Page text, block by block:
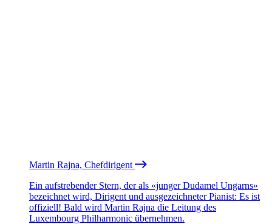
Martin Rajna, Chefdirigent
Ein aufstrebender Stern, der als «junger Dudamel Ungarns»
bezeichnet wird, Dirigent und ausgezeichneter Pianist: Es ist
offiziell! Bald wird Martin Rajna die Leitung des
Luxembourg Philharmonic übernehmen.